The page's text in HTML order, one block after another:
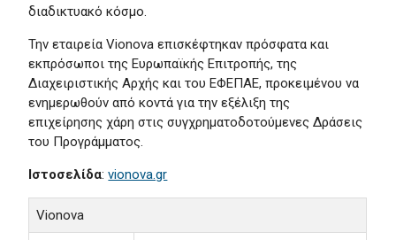
διαδικτυακό κόσμο.
Την εταιρεία Vionova επισκέφτηκαν πρόσφατα και
εκπρόσωποι της Ευρωπαϊκής Επιτροπής, της
Διαχειριστικής Αρχής και του ΕΦΕΠΑΕ, προκειμένου να
ενημερωθούν από κοντά για την εξέλιξη της
επιχείρησης χάρη στις συγχρηματοδοτούμενες Δράσεις
του Προγράμματος.
Ιστοσελίδα:vionova.gr
Vionova